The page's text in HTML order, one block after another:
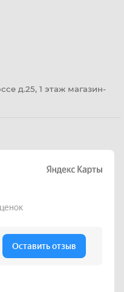
д.25, 1 этаж магазин-